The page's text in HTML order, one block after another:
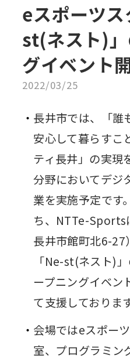
eスポーツ
st(ネスト)
グイベント
2022/03/25
長井市では、「誰
安心して暮らすこ
ティ長井」の実現
分野においてデジ
業を実施予定です
ち、NTTe-Sports
長井市館町北6-27
「Ne-st(ネスト)
ープニングイベン
て支援しております
会場ではeスポー
室、プログラミン